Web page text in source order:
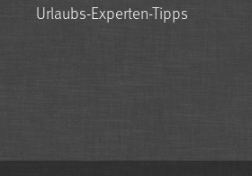
Urlaubs-Experten-Tipps